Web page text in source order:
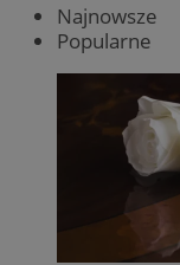
Najnowsze
Popularne